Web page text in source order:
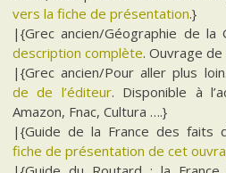
vers la fiche de présentation.}
|{Grec ancien/Géographie de la
description complète. Ouvrage
|{Grec ancien/Pour aller plus
de de l’éditeur. Disponible à
Amazon, Fnac, Cultura ….}
|{Guide de la France des faits
fiche de présentation de cet